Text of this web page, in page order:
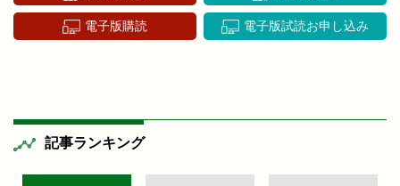
電子版購読 電子版試読お申し込み
記事ランキング